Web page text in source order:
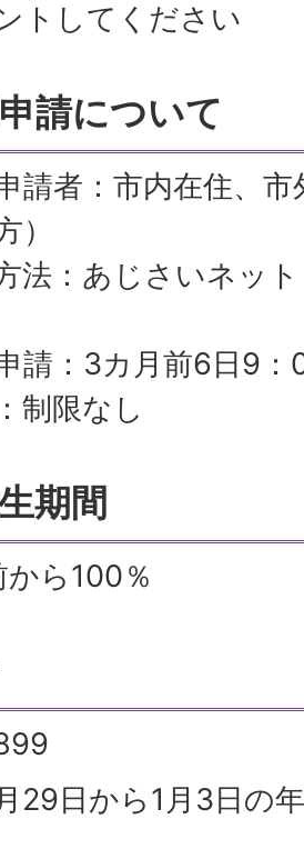
トしてください
請について
請者：市内在住、市
）
法：あじさいネッ
請：3カ月前6日9
制限なし
期間
ら100％
29日から1月3日の